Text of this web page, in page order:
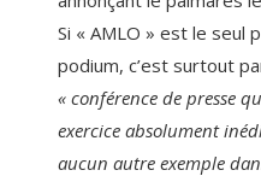
Si « AMLO » est le seul
podium, c’est surtout
« conférence de presse
exercice absolument
aucun autre exemple